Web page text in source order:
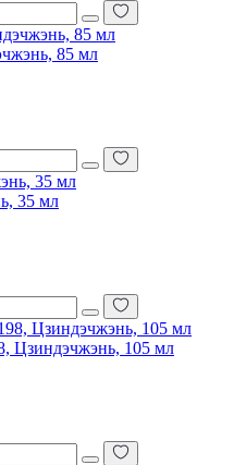
85 мл
35 мл
Цзиндэчжэнь, 105 мл